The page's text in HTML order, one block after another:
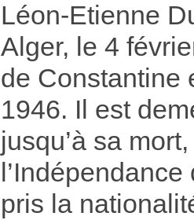
Léon-Etienne
Alger, le 4
de Constantine
1946. Il est
jusqu’à sa
pris la